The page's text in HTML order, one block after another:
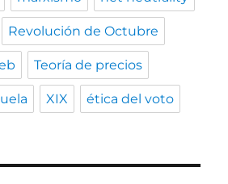
Revolución de Octubre
Teoría de precios
XIX ética del voto